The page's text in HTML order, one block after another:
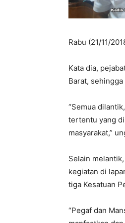
Rabu (21/11/
Kata dia,
Barat,
“Semua
tertentu yang
masyarakat,”
Selain
kegiatan di
tiga Kesatuan
“Pegaf dan